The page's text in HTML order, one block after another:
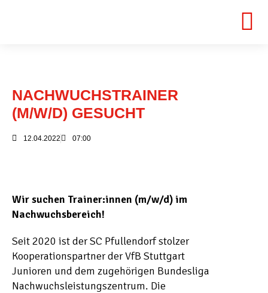
NACHWUCHSTRAINER
(M/W/D) GESUCHT
12.04.2022 07:00
Wir suchen Trainer:innen (m/w/d) im
Nachwuchsbereich!
Seit 2020 ist der SC Pfullendorf stolzer
Kooperationspartner der VfB Stuttgart
Junioren und dem zugehörigen Bundesliga
Nachwuchsleistungszentrum. Die